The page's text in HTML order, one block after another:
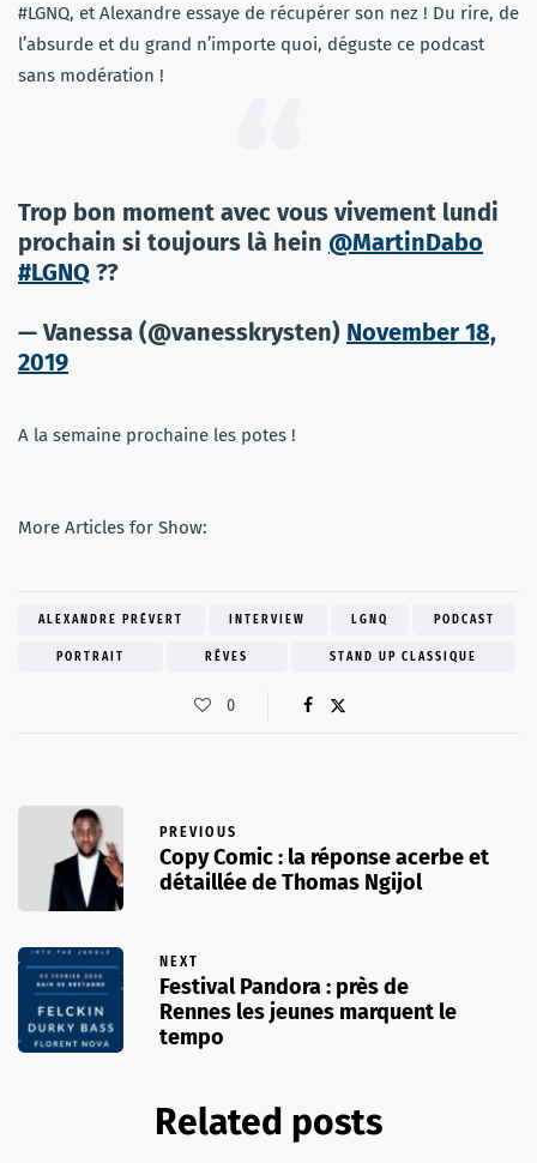
#LGNQ, et Alexandre essaye de récupérer son nez ! Du rire, de
l’absurde et du grand n’importe quoi, déguste ce podcast
sans modération !
Trop bon moment avec vous vivement lundi
prochain si toujours là hein @MartinDabo
#LGNQ ??
— Vanessa (@vanesskrysten) November 18,
2019
A la semaine prochaine les potes !
More Articles for Show:
ALEXANDRE PRÉVERT INTERVIEW LGNQ PODCAST
PORTRAIT RÊVES STAND UP CLASSIQUE
0
PREVIOUS
Copy Comic : la réponse acerbe et
détaillée de Thomas Ngijol
NEXT
Festival Pandora : près de
Rennes les jeunes marquent le
tempo
Related posts